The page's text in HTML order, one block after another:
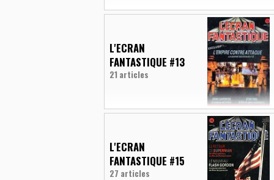
L'ECRAN
FANTASTIQUE #13
21 articles
L'ECRAN
FANTASTIQUE #15
27 articles